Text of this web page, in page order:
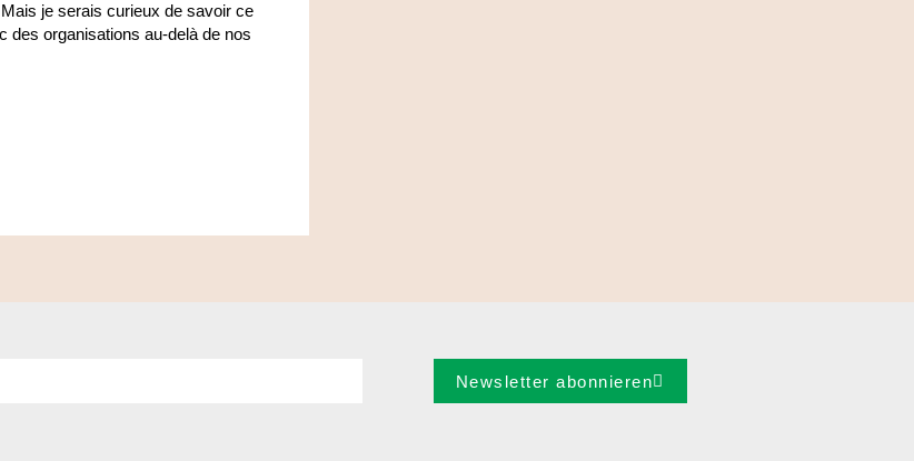
je serais curieux de savoir ce
des organisations au-delà de nos
Newsletter abonnieren